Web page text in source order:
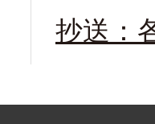
抄送 ：